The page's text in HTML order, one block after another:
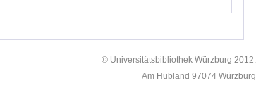
© Universitätsbibliothek Würzburg 2012.
Am Hubland 97074 Würzburg